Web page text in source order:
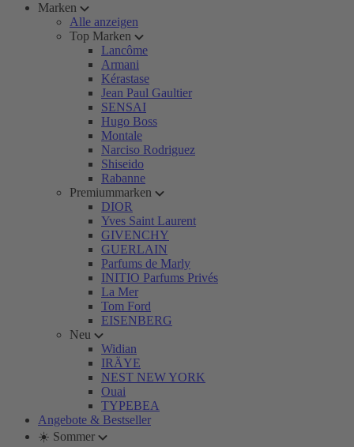
Marken
Alle anzeigen
Top Marken
Lancôme
Armani
Kérastase
Jean Paul Gaultier
SENSAI
Hugo Boss
Montale
Narciso Rodriguez
Shiseido
Rabanne
Premiummarken
DIOR
Yves Saint Laurent
GIVENCHY
GUERLAIN
Parfums de Marly
INITIO Parfums Privés
La Mer
Tom Ford
EISENBERG
Neu
Widian
IRÄYE
NEST NEW YORK
Ouai
TYPEBEA
Angebote & Bestseller
☀️ Sommer